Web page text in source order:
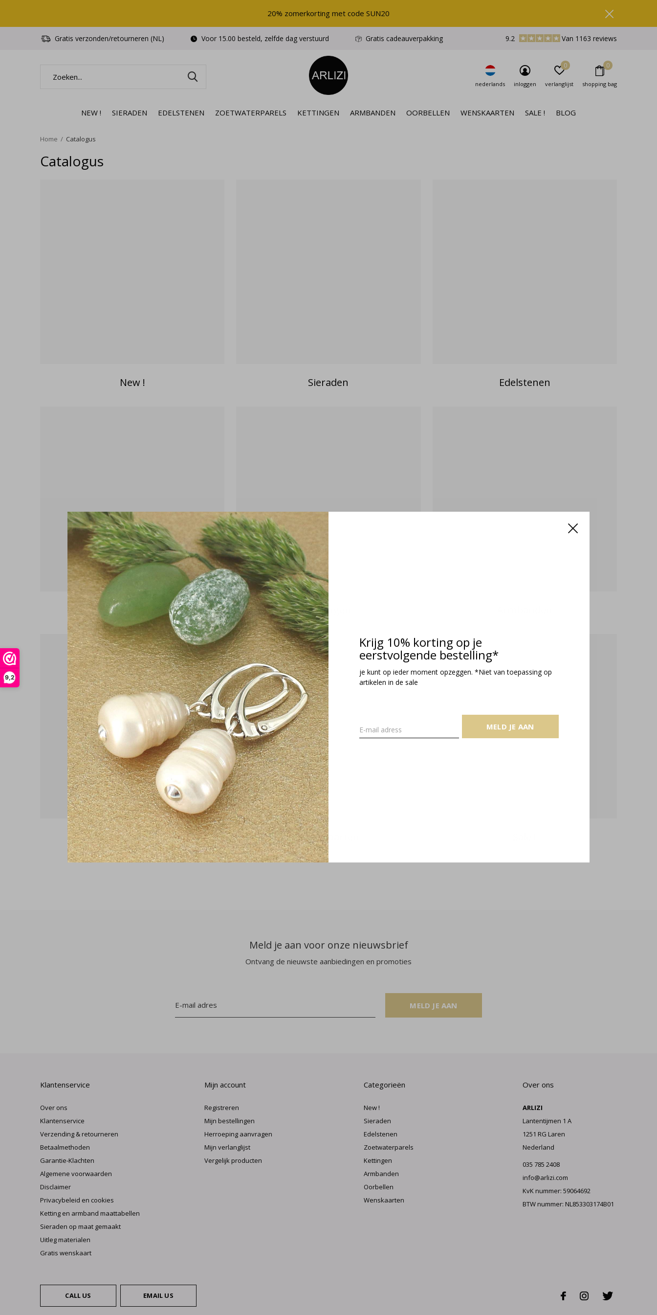
9,2
Krijg 10% korting op je
eerstvolgende bestelling*
je kunt op ieder moment opzeggen. *Niet van toepassing op
artikelen in de sale
MELD JE AAN
NEW ! SIERADEN EDELSTENEN ZOETWATERPARELS KETTINGEN ARMBANDEN OORBELLEN WENSKAARTEN SALE ! BLOG
nederlands inloggen verlanglijst
0
shopping bag
0
Gratis verzonden/retourneren (NL) Voor 15.00 besteld, zelfde dag verstuurd Gratis cadeauverpakking 9.2 Van 1163 reviews
20% zomerkorting met code SUN20
Home Catalogus
Catalogus
New ! Sieraden Edelstenen
Zoetwaterparels Kettingen
Oorbellen Wenskaarten
Meld je aan voor onze nieuwsbrief
Ontvang de nieuwste aanbiedingen en promoties
MELD JE AAN
Klantenservice
Over ons
Klantenservice
Verzending & retourneren
Betaalmethoden
Garantie-Klachten
Algemene voorwaarden
Disclaimer
Privacybeleid en cookies
Ketting en armband maattabellen
Sieraden op maat gemaakt
Uitleg materialen
Gratis wenskaart
Mijn account
Registreren
Mijn bestellingen
Herroeping aanvragen
Mijn verlanglijst
Vergelijk producten
Categorieën
New !
Sieraden
Edelstenen
Zoetwaterparels
Kettingen
Armbanden
Oorbellen
Wenskaarten
Over ons
ARLIZI
Lantentijmen 1 A
1251 RG Laren
Nederland
035 785 2408
info@arlizi.com
KvK nummer: 59064692
BTW nummer: NL853303174B01
CALL US EMAIL US